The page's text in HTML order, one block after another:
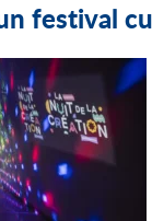
festival